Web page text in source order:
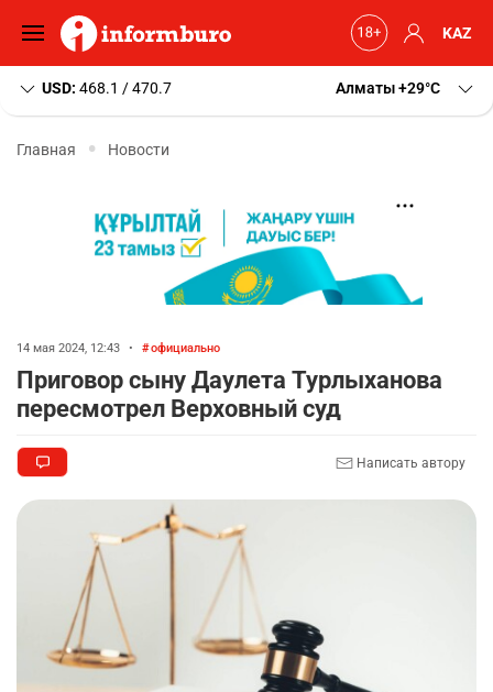
KAZ
USD: 468.1 / 470.7 Алматы+29 C
Главная Новости
14 мая 2024, 12:43 • официально
Приговор сыну Даулета Турлыханова
пересмотрел Верховный суд
Написать автору